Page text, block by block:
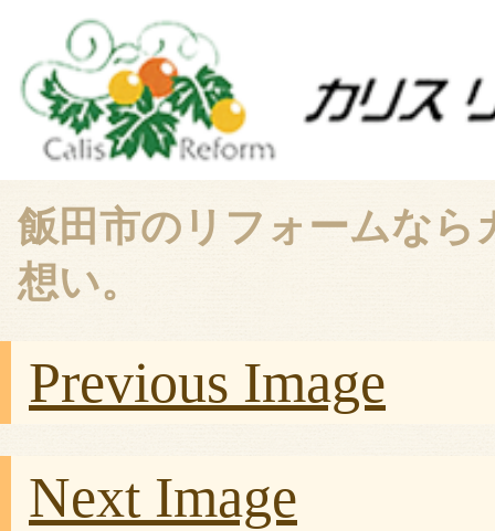
飯田市のリフォームな
想い。
Previous Image
Next Image